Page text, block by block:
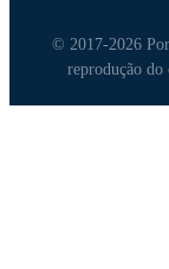
© 2017-2026
reprodução do